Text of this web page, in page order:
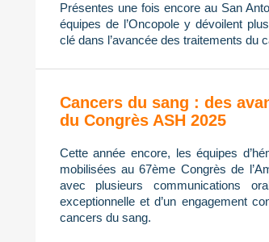
Présentes une fois encore au San
équipes de l’Oncopole y dévoilent
clé dans l’avancée des traitements du
Cancers du sang : des
du Congrès ASH 2025
Cette année encore, les équipes
mobilisées au 67ème Congrès de
avec plusieurs communications
exceptionnelle et d’un engagement
cancers du sang.